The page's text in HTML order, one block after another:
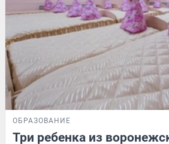
ОБРАЗОВАНИЕ
Три ребенка из